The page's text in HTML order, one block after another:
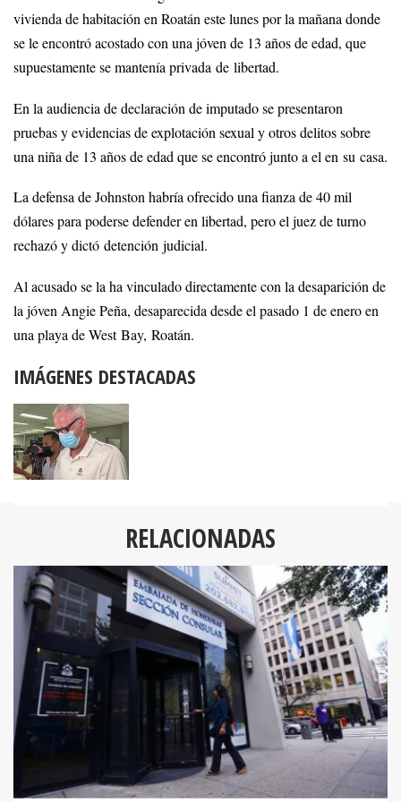
vivienda de habitación en Roatán este lunes por la mañana donde
se le encontró acostado con una jóven de 13 años de edad, que
supuestamente se mantenía privada de libertad.
En la audiencia de declaración de imputado se presentaron
pruebas y evidencias de explotación sexual y otros delitos sobre
una niña de 13 años de edad que se encontró junto a el en su casa.
La defensa de Johnston habría ofrecido una fianza de 40 mil
dólares para poderse defender en libertad, pero el juez de turno
rechazó y dictó detención judicial.
Al acusado se la ha vinculado directamente con la desaparición de
la jóven Angie Peña, desaparecida desde el pasado 1 de enero en
una playa de West Bay, Roatán.
IMÁGENES DESTACADAS
RELACIONADAS